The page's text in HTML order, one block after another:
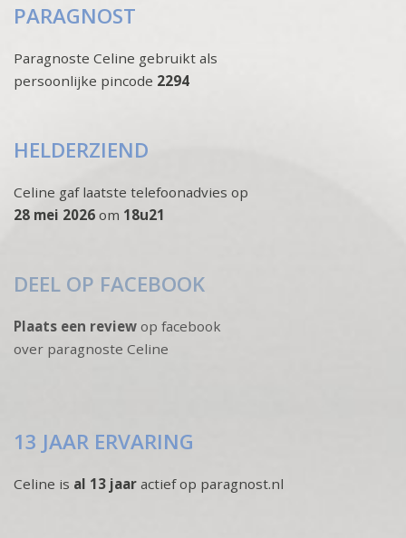
PARAGNOST
Paragnoste Celine gebruikt als
persoonlijke pincode 2294
HELDERZIEND
Celine gaf laatste telefoonadvies op
28 mei 2026 om 18u21
DEEL OP FACEBOOK
Plaats een review op facebook
over paragnoste Celine
13 JAAR ERVARING
Celine is al 13 jaar actief op paragnost.nl